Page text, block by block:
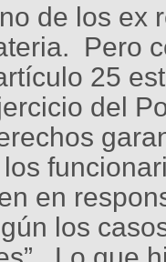
de los ex
Pero
25
del
en
los